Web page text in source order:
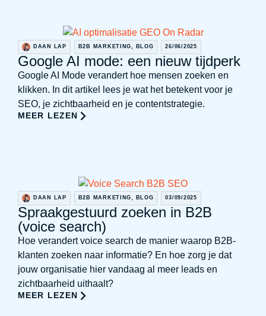
DAAN LAP B2B MARKETING, BLOG 26/06/2025
Google AI mode: een nieuw tijdperk
Google AI Mode verandert hoe mensen zoeken en
klikken. In dit artikel lees je wat het betekent voor je
SEO, je zichtbaarheid en je contentstrategie.
MEER LEZEN
DAAN LAP B2B MARKETING, BLOG 03/09/2025
Spraakgestuurd zoeken in B2B
(voice search)
Hoe verandert voice search de manier waarop B2B-
klanten zoeken naar informatie? En hoe zorg je dat
jouw organisatie hier vandaag al meer leads en
zichtbaarheid uithaalt?
MEER LEZEN